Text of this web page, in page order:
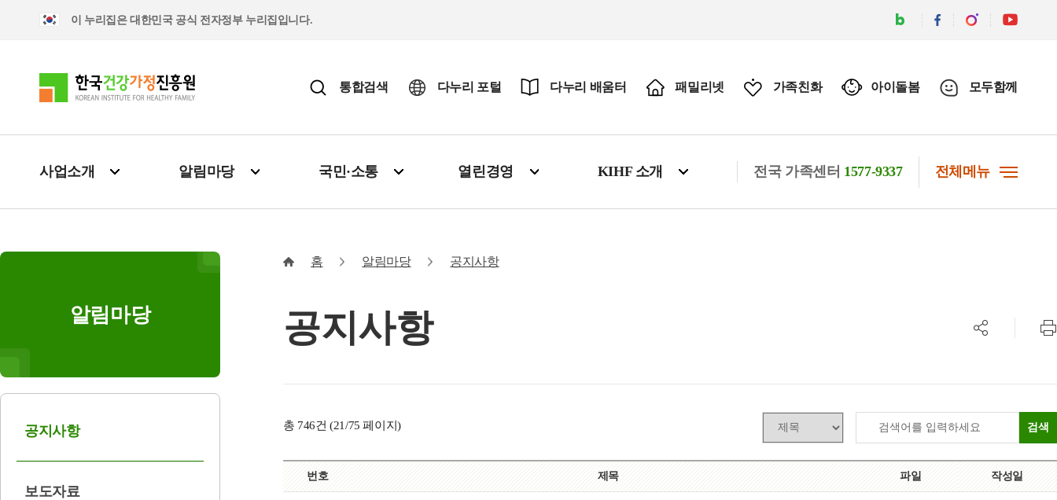
이 누리집은 대한민국 공식 전자정부 누리집입니다.
통합검색 다누리 포털 다누리 배움터 패밀리넷 가족친화 아이돌봄 모두함께
사업소개 알림마당 국민·소통 열린경영 KIHF 소개 전국 가족센터 1577-9337 전체메뉴
알림마당
공지사항
보도자료
홈 알림마당 공지사항
공지사항
공유하기
총 746건 (21/75 페이지) 검색
번호 제목 파일 작성일